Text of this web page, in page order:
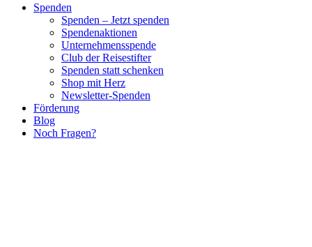
Spenden
Spenden – Jetzt spenden
Spendenaktionen
Unternehmensspende
Club der Reisestifter
Spenden statt schenken
Shop mit Herz
Newsletter-Spenden
Förderung
Blog
Noch Fragen?